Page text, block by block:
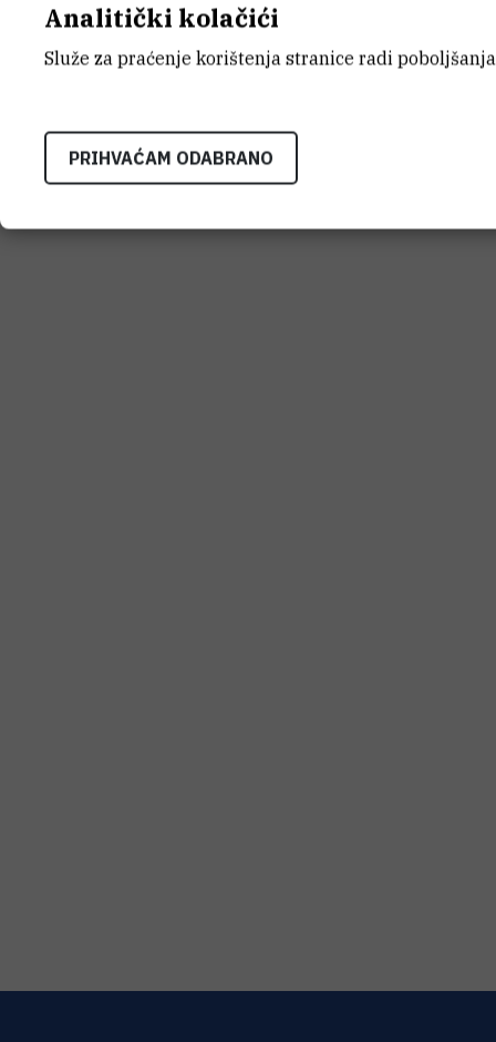
Analitički kolačići
Služe za praćenje korištenja stranice radi
PRIHVAĆAM ODABRANO